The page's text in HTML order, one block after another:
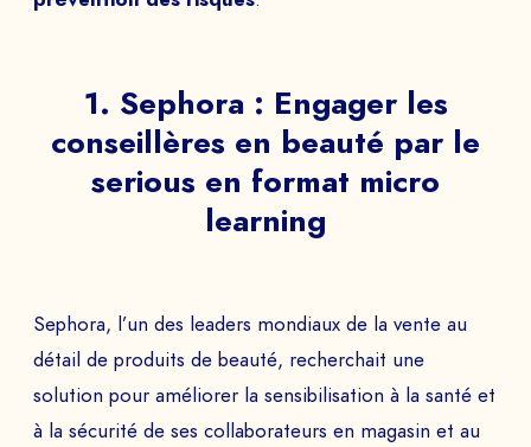
1. Sephora : Engager les
conseillères en beauté par le
serious en format micro
learning
Sephora, l’un des leaders mondiaux de la vente au
détail de produits de beauté, recherchait une
solution pour améliorer la sensibilisation à la santé et
à la sécurité de ses collaborateurs en magasin et au